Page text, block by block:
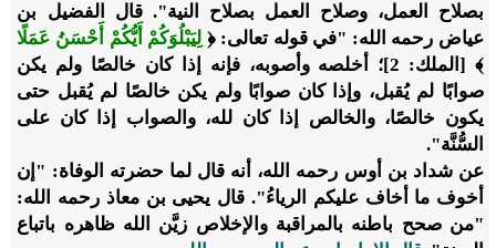
بصلاح العمل، وصلاح العمل بصلاح النية". قال الفضيل بن
عياض رحمه الله: "في قوله تعالى:﴿ لِيَبْلُوَكُمْ أَيُّكُمْ أَحْسَنُ عَمَلًا
﴾
[الملك: 2]؛ أخلصه وأصوبه، فإنه إذا كان خالصًا ولم يكن
صوابًا لم يُقبل، وإذا كان صوابًا ولم يكن خالصًا لم يُقبل حتى
يكون خالصًا، والخالص إذا كان لله، والصواب إذا كان على
السُّنَّة".
عن شداد بن أوس رحمه الله، أنه قال لما حضرته الوفاة: "إن
أخوف ما أخاف عليكم الرياءُ". قال يحيى بن معاذ رحمه الله:
"من صحح باطنه بالمراقبة والإخلاص زيَّن الله ظاهره باتباع